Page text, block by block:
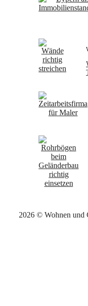
2026 © Wohnen und